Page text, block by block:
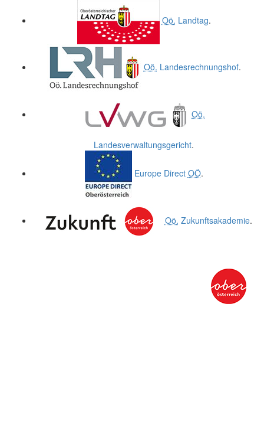
Oö. Landtag.
Oö. Landesrechnungshof.
Oö.
Landesverwaltungsgericht.
Europe Direct OÖ.
Oö. Zukunftsakademie.